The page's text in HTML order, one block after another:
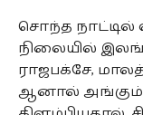
சொந்த நாட்டில்
நிலையில்
ராஜபக்சே,
ஆனால் அங்கும்